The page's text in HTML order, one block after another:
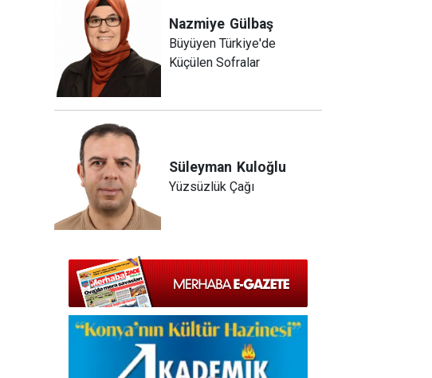
Nazmiye Gülbaş
Büyüyen Türkiye'de
Küçülen Sofralar
Süleyman Kuloğlu
Yüzsüzlük Çağı